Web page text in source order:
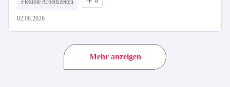
Flexible Arbeitszeiten
02.08.2026
Mehr anzeigen